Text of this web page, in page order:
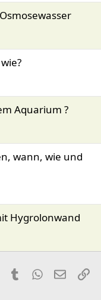
Aquarium ?
wann, wie und
Hygrolonwand
PinterestTumblr WhatsApp
E-Mail